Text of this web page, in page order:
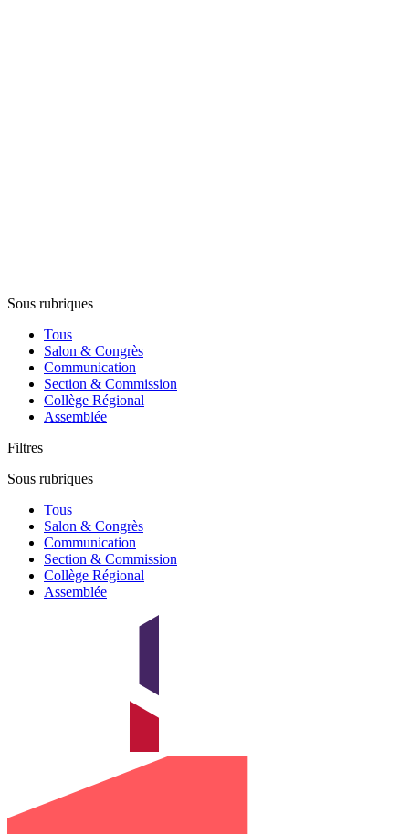
Sous rubriques
Tous
Salon & Congrès
Communication
Section & Commission
Collège Régional
Assemblée
Filtres
Sous rubriques
Tous
Salon & Congrès
Communication
Section & Commission
Collège Régional
Assemblée